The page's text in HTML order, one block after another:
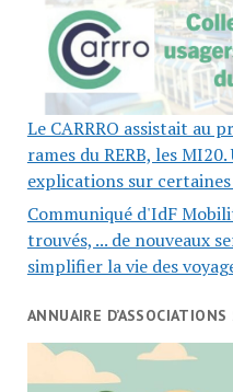
Le CARRRO assistait au
rames du RERB, les
explications sur
Communiqué d'IdF
trouvés, ... de nouveaux
simplifier la vie des
ANNUAIRE D’ASSOCIATIONS